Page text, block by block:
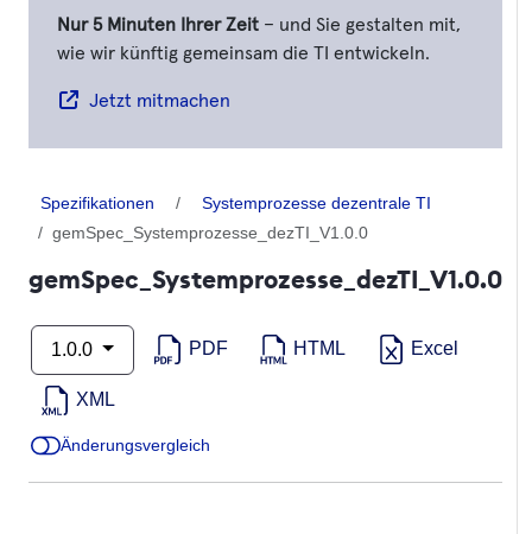
Nur 5 Minuten Ihrer Zeit – und Sie gestalten mit,
wie wir künftig gemeinsam die TI entwickeln.
Jetzt mitmachen
Spezifikationen
Systemprozesse dezentrale TI
gemSpec_Systemprozesse_dezTI_V1.0.0
gemSpec_Systemprozesse_dezTI_V1.0.0
1.0.0 PDF HTML Excel
XML
Änderungsvergleich